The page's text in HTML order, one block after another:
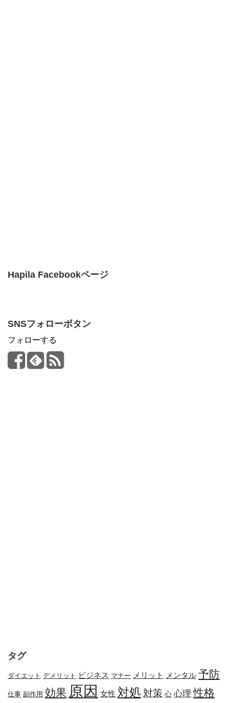
Hapila Facebookページ
SNSフォローボタン
フォローする
タグ
ダイエット デメリット ビジネス マナー メリット メンタル 予防
仕事 副作用 効果 原因 女性 対処 対策 心 心理 性格